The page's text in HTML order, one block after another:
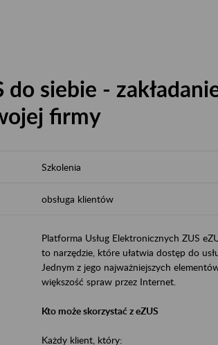
do siebie -
firmy
Szkolenia
obsługa klientów
Platforma Usług Elektronicznych ZUS
to narzędzie, które ułatwia dostęp do
Jednym z jego najważniejszych
większość spraw przez Internet.
Kto może skorzystać z eZUS
Każdy klient, który: